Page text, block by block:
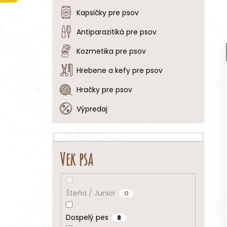
Kapsičky pre psov
Antiparazitiká pre psov
Kozmetika pre psov
Hrebene a kefy pre psov
Hračky pre psov
Výpredaj
Vek psa
Šteňa / Junior 0
Dospelý pes 8
i